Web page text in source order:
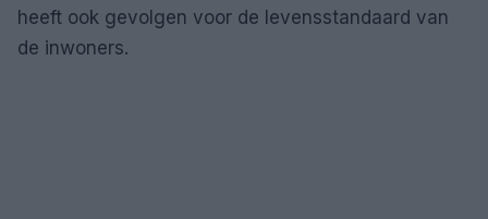
heeft ook gevolgen voor de levensstandaard van
de inwoners.